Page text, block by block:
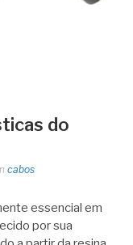
do
cabos
essencial em
por sua